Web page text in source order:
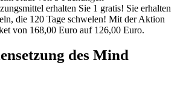
erhalten Sie 1 gratis! Sie erhalten
die 120 Tage schwelen! Mit der Aktion
von 168,00 Euro auf 126,00 Euro.
des Mind